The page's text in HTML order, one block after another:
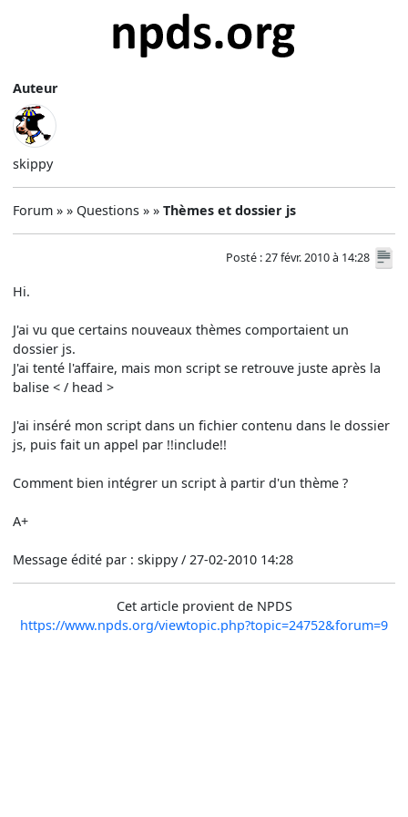
Auteur
skippy
Forum » » Questions » »Thèmes et dossier js
Posté : 27 févr. 2010 à 14:28
Hi.
J'ai vu que certains nouveaux thèmes comportaient un
dossier js.
J'ai tenté l'affaire, mais mon script se retrouve juste après la
balise < / head >
J'ai inséré mon script dans un fichier contenu dans le dossier
js, puis fait un appel par !!include!!
Comment bien intégrer un script à partir d'un thème ?
A+
Message édité par : skippy / 27-02-2010 14:28
Cet article provient de NPDS
https://www.npds.org/viewtopic.php?topic=24752&forum=9